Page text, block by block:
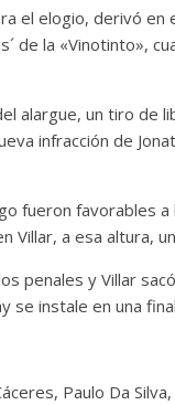
el elogio, derivó
de la «Vinotinto»,
alargue, un tiro de
infracción de
fueron favorables
Villar, a esa altura,
penales y Villar
se instale en una
Paulo Da